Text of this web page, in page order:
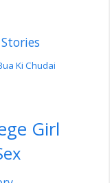
Ki Chudai
Girl